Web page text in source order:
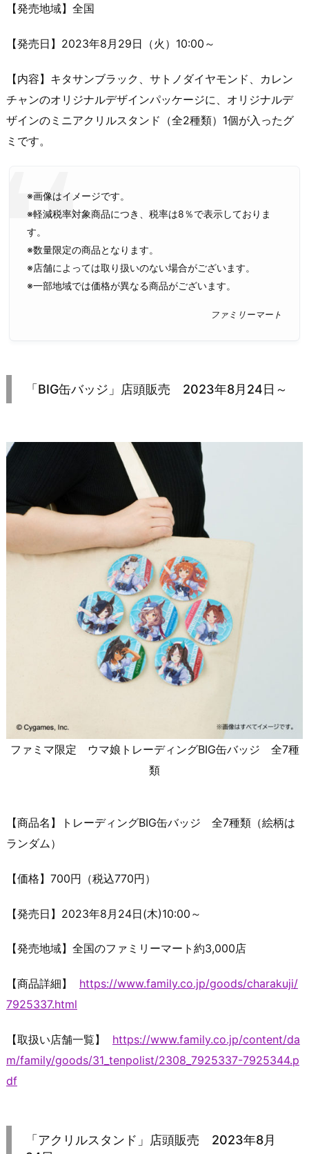
【発売地域】全国
【発売日】2023年8月29日（火）10:00～
【内容】キタサンブラック、サトノダイヤモンド、カレン
チャンのオリジナルデザインパッケージに、オリジナルデ
ザインのミニアクリルスタンド（全2種類）1個が入ったグ
ミです。
※画像はイメージです。
※軽減税率対象商品につき、税率は8％で表示しておりま
す。
※数量限定の商品となります。
※店舗によっては取り扱いのない場合がございます。
※一部地域では価格が異なる商品がございます。
ファミリーマート
「BIG缶バッジ」店頭販売 2023年8月24日～
ファミマ限定 ウマ娘トレーディングBIG缶バッジ 全7種
類
【商品名】トレーディングBIG缶バッジ 全7種類（絵柄は
ランダム）
【価格】700円（税込770円）
【発売日】2023年8月24日(木)10:00～
【発売地域】全国のファミリーマート約3,000店
【商品詳細】
https://www.family.co.jp/goods/charakuji/
7925337.html
【取扱い店舗一覧】
https://www.family.co.jp/content/da
m/family/goods/31_tenpolist/2308_7925337-7925344.p
df
「アクリルスタンド」店頭販売 2023年8月